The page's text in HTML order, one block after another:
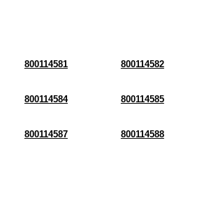
800114581 800114582
800114584 800114585
800114587 800114588